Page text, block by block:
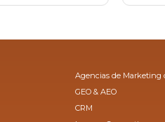
Agencias de Marketing
GEO & AEO
CRM